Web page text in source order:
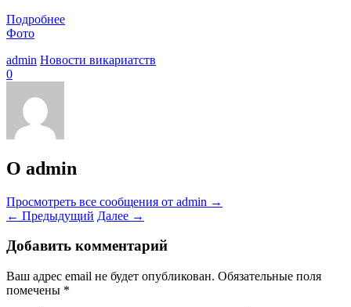
Подробнее
Фото
admin Новости викариатств
0
О admin
Просмотреть все сообщения от admin →
← Предыдущий Далее →
Добавить комментарий
Ваш адрес email не будет опубликован. Обязательные поля
помечены *